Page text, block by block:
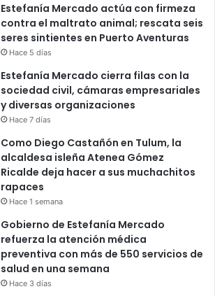
Estefanía Mercado actúa con firmeza
contra el maltrato animal; rescata seis
seres sintientes en Puerto Aventuras
Hace 5 días
Estefanía Mercado cierra filas con la
sociedad civil, cámaras empresariales
y diversas organizaciones
Hace 7 días
Como Diego Castañón en Tulum, la
alcaldesa isleña Atenea Gómez
Ricalde deja hacer a sus muchachitos
rapaces
Hace 1 semana
Gobierno de Estefanía Mercado
refuerza la atención médica
preventiva con más de 550 servicios de
salud en una semana
Hace 3 días